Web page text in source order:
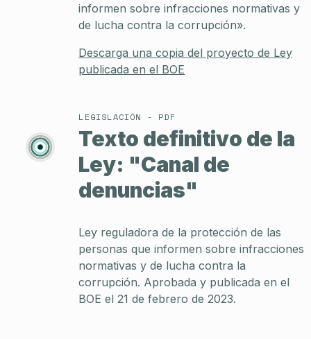
informen sobre infracciones normativas y
de lucha contra la corrupción».
Descarga una copia del proyecto de Ley
publicada en el BOE
LEGISLACIÓN - PDF
Texto definitivo de la
Ley: "Canal de
denuncias"
Ley reguladora de la protección de las
personas que informen sobre infracciones
normativas y de lucha contra la
corrupción. Aprobada y publicada en el
BOE el 21 de febrero de 2023.